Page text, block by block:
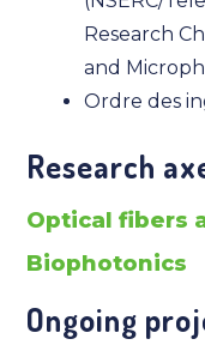
Research
and
Ordre des
Research
Optical fibers
Biophotonics
Ongoing